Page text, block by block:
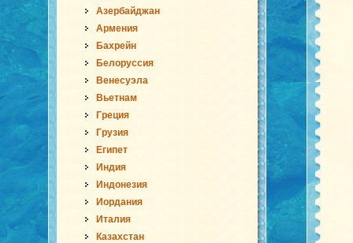
Азербайджан
Армения
Бахрейн
Белоруссия
Венесуэла
Вьетнам
Греция
Грузия
Египет
Индия
Индонезия
Иордания
Италия
Казахстан